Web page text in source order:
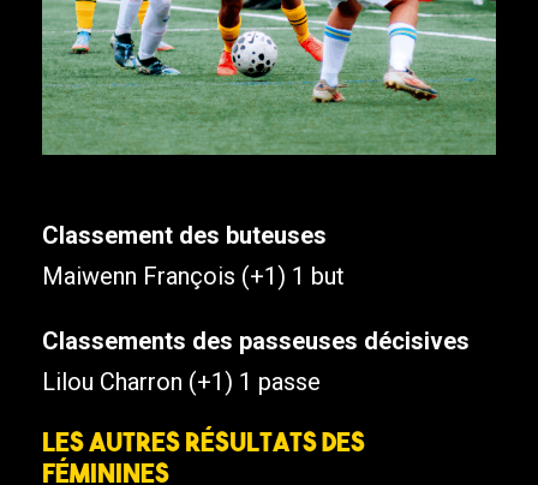
Classement des buteuses
Maiwenn François (+1) 1 but
Classements des passeuses décisives
Lilou Charron (+1) 1 passe
Les autres résultats des
féminines